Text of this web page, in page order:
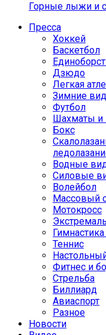
Горные лыжи и
Пресса
Хоккей
Баскетбол
Дзюдо
Легкая
Зимние
Футбол
Шахматы
Бокс
Водные
Силовые
Волейбол
Массовый
Мотокросс
Теннис
Фитнес и
Стрельба
Биллиард
Авиаспорт
Разное
Новости